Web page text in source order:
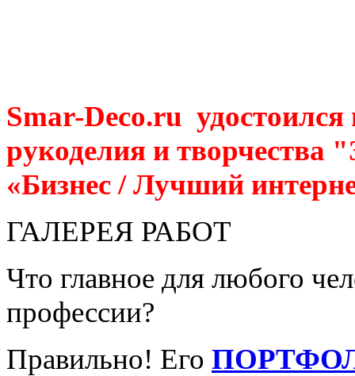
Smar-Deco.ru
рукоделия и творчества
«Бизнес / Лучший
ГАЛЕРЕЯ РАБОТ
Что главное для любого
профессии?
Правильно! Его